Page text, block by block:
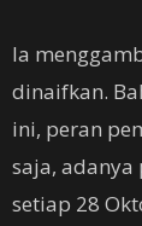
Ia
dinaifkan.
ini, peran
saja, adanya
setiap 28